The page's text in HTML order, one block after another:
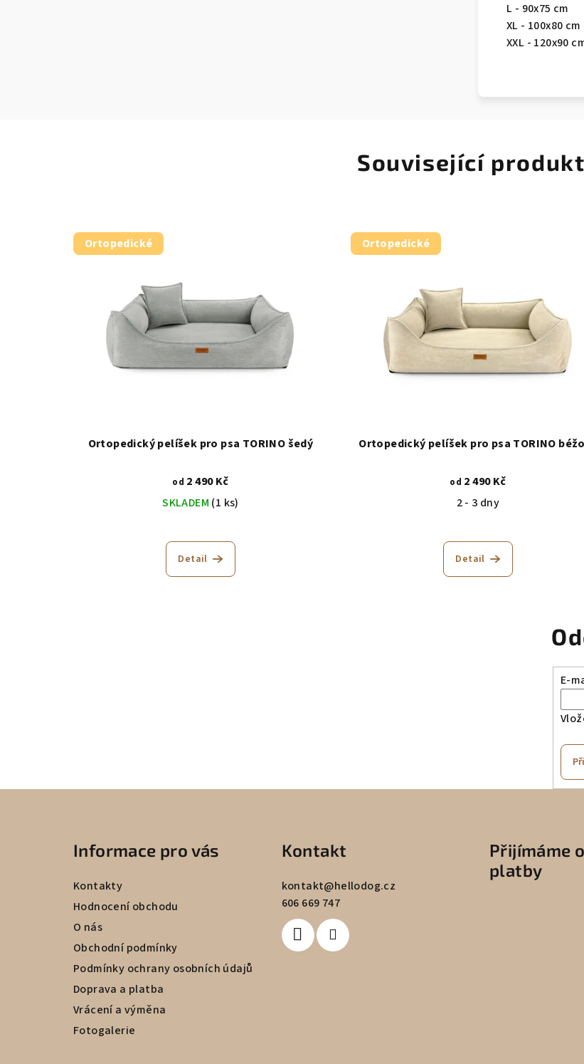
L - 90x75 cm
XL - 100x80 cm
XXL - 120x90
Související
Ortopedické
Ortopedický pelíšek pro psa TORINO šedý
od 2 490 Kč
SKLADEM (1 ks)
Detail
Ortopedické
Ortopedický pelíšek pro psa TORINO
od 2 490 Kč
2 - 3 dny
Detail
E-
Informace pro vás
Kontakty
Hodnocení obchodu
O nás
Obchodní podmínky
Podmínky ochrany osobních údajů
Doprava a platba
Vrácení a výměna
Fotogalerie
Kontakt
kontakt@hellodog.cz
606 669 747
Přijímáme
platby